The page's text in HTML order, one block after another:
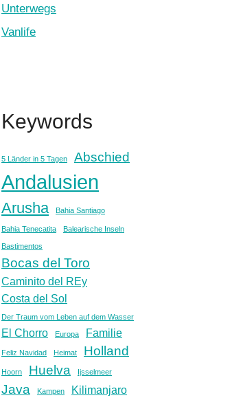
Unterwegs
Vanlife
Keywords
5 Länder in 5 Tagen Abschied
Andalusien
Arusha Bahia Santiago
Bahia Tenecatita Balearische Inseln
Bastimentos
Bocas del Toro
Caminito del REy
Costa del Sol
Der Traum vom Leben auf dem Wasser
El Chorro Europa Familie
Feliz Navidad Heimat Holland
Hoorn Huelva Ijsselmeer
Java Kampen Kilimanjaro